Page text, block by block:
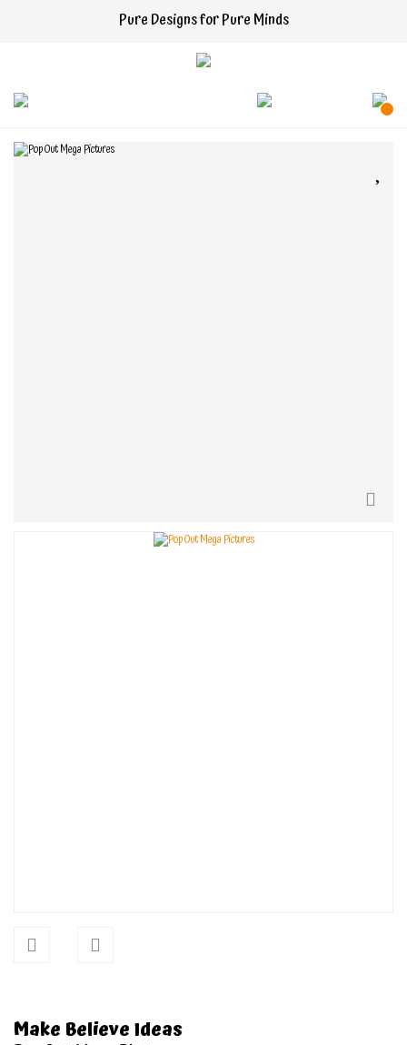
Pure Designs for Pure Minds
Make Believe Ideas